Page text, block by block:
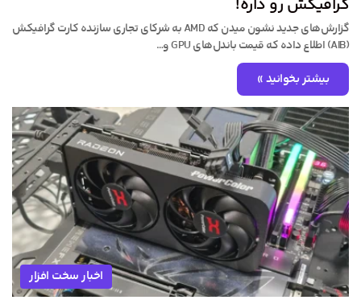
گرافیکش رو داره!
گزارش‌های جدید نشون میدن که AMD به شرکای تجاری سازنده کارت گرافیکش
(AIB) اطلاع داده که قیمت باندل‌های GPU و…
بیشتر بخوانید »
اخبار سخت افزار